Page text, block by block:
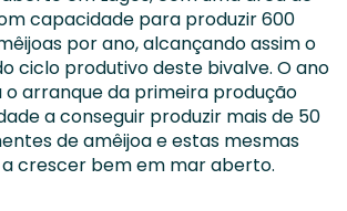
capacidade para produzir 600
por ano, alcançando assim o
ciclo produtivo deste bivalve. O ano
o arranque da primeira produção
a conseguir produzir mais de 50
de amêijoa e estas mesmas
crescer bem em mar aberto.